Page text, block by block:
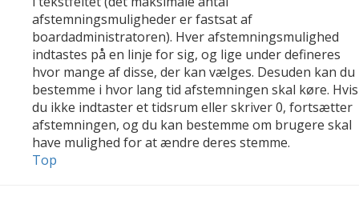
afstemningsmuligheder er fastsat af
boardadministratoren). Hver afstemningsmulighed
indtastes på en linje for sig, og lige under defineres
hvor mange af disse, der kan vælges. Desuden kan du
bestemme i hvor lang tid afstemningen skal køre. Hvis
du ikke indtaster et tidsrum eller skriver 0, fortsætter
afstemningen, og du kan bestemme om brugere skal
have mulighed for at ændre deres stemme.
Top